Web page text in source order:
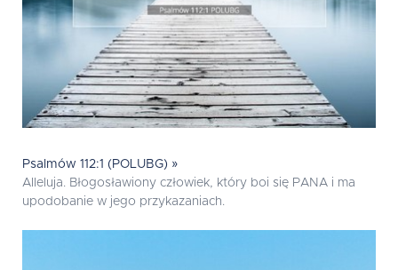
Psalmów 112:1 (POLUBG) »
Alleluja. Błogosławiony człowiek, który boi się PANA i ma
upodobanie w jego przykazaniach.